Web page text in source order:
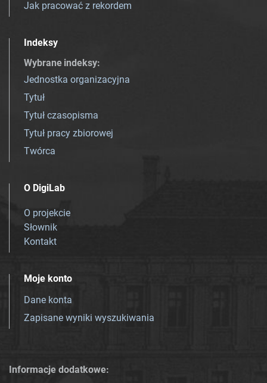
Jak pracować z rekordem
Indeksy
Wybrane indeksy:
Jednostka organizacyjna
Tytuł
Tytuł czasopisma
Tytuł pracy zbiorowej
Twórca
O DigiLab
O projekcie
Słownik
Kontakt
Moje konto
Dane konta
Zapisane wyniki wyszukiwania
Informacje dodatkowe: